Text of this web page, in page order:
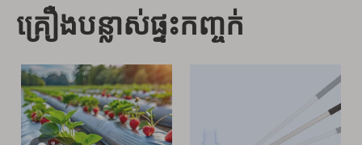
គ្រឿងបន្លាស់ផ្ទះកញ្ចក់